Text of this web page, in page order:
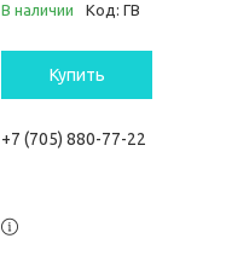
В наличии Код: ГВ
Купить
+7 (705) 880-77-22